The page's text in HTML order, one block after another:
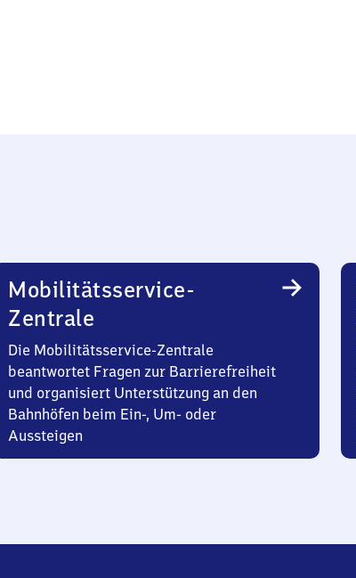
Mobilitätsservice-
Zentrale
Die Mobilitätsservice-Zentrale
beantwortet Fragen zur Barrierefreiheit
und organisiert Unterstützung an den
Bahnhöfen beim Ein-, Um- oder
Aussteigen